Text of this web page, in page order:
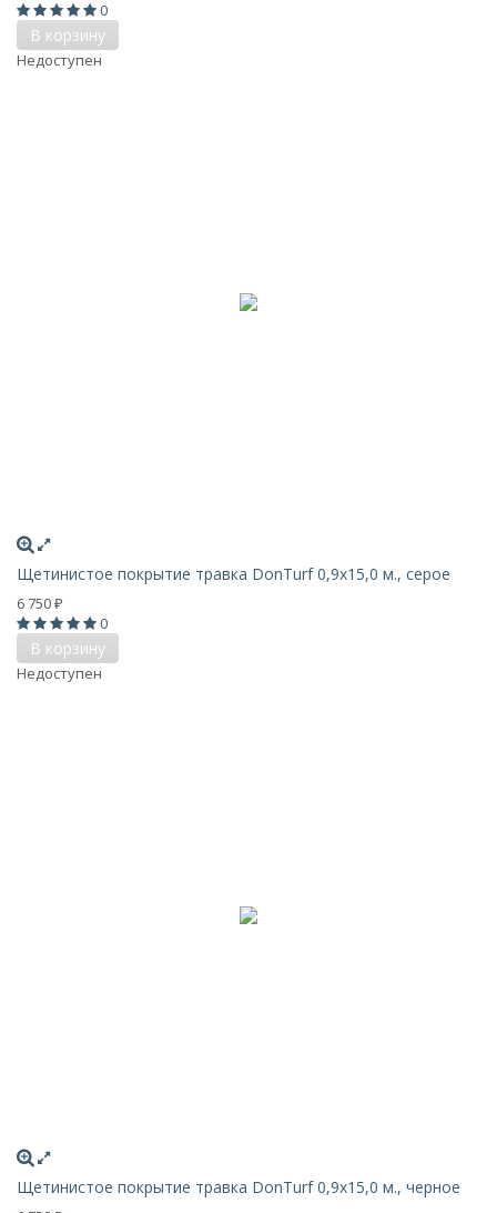
0
В корзину
Недоступен
Щетинистое покрытие травка DonTurf 0,9x15,0 м., серое
6 750 ₽
0
В корзину
Недоступен
Щетинистое покрытие травка DonTurf 0,9x15,0 м., черное